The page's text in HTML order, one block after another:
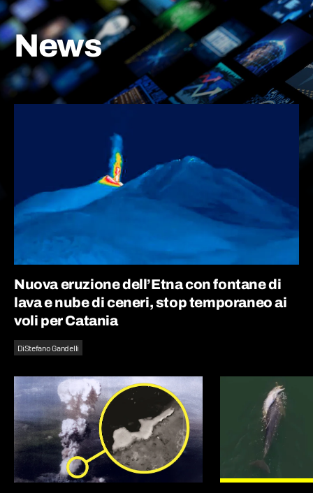
News
Nuova eruzione dell’Etna con fontane di
lava e nube di ceneri, stop temporaneo ai
voli per Catania
DiStefano Gandelli